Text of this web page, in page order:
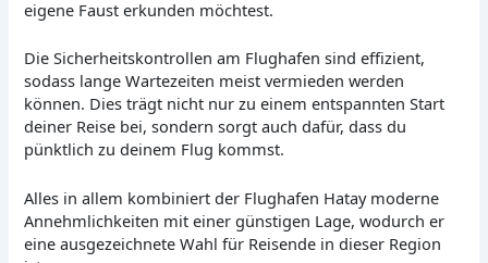
eigene Faust erkunden möchtest.
Die Sicherheitskontrollen am Flughafen sind effizient,
sodass lange Wartezeiten meist vermieden werden
können. Dies trägt nicht nur zu einem entspannten Start
deiner Reise bei, sondern sorgt auch dafür, dass du
pünktlich zu deinem Flug kommst.
Alles in allem kombiniert der Flughafen Hatay moderne
Annehmlichkeiten mit einer günstigen Lage, wodurch er
eine ausgezeichnete Wahl für Reisende in dieser Region